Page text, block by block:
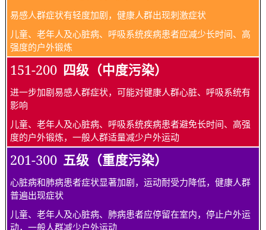
易感人群症状有轻度加剧，健康人群出现刺激症状
儿童、老年人及心脏病、呼吸系统疾病患者应减少长时间、高
强度的户外锻炼
151-200 四级（中度污染）
进一步加剧易感人群症状，可能对健康人群心脏、呼吸系统有
影响
儿童、老年人及心脏病、呼吸系统疾病患者避免长时间、高强
度的户外锻炼，一般人群适量减少户外运动
201-300 五级（重度污染）
心脏病和肺病患者症状显著加剧，运动耐受力降低，健康人群
普遍出现症状
儿童、老年人及心脏病、肺病患者应停留在室内，停止户外运
动，一般人群减少户外运动